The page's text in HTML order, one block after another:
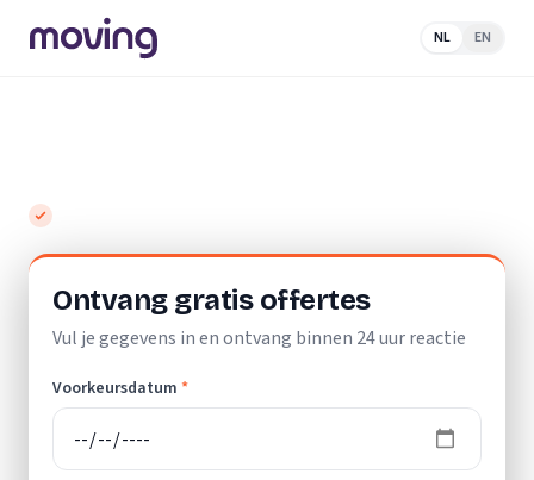
NL EN
Ontvang gratis offertes
Vul je gegevens in en ontvang binnen 24 uur reactie
Voorkeursdatum *